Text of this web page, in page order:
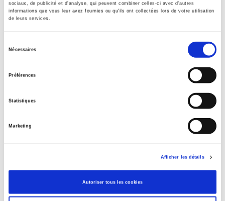
sociaux, de publicité et d'analyse, qui peuvent combiner celles-ci avec d'autres
informations que vous leur avez fournies ou qu'ils ont collectées lors de votre utilisation
de leurs services.
Nécessaires
Préférences
Statistiques
Marketing
Afficher les détails
Autoriser tous les cookies
Language
French
POL000000 POLITICAL SCIENCE
06 Professional and scholarly
10 January 2001
Thema subject category: Politics and government
La société du matching